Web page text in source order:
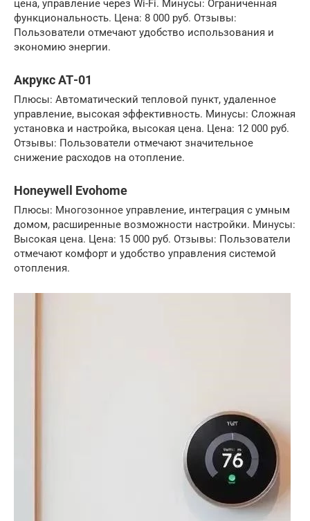
цена, управление через Wi-Fi. Минусы: Ограниченная
функциональность. Цена: 8 000 руб. Отзывы:
Пользователи отмечают удобство использования и
экономию энергии.
Акрукс АТ-01
Плюсы: Автоматический тепловой пункт, удаленное
управление, высокая эффективность. Минусы: Сложная
установка и настройка, высокая цена. Цена: 12 000 руб.
Отзывы: Пользователи отмечают значительное
снижение расходов на отопление.
Honeywell Evohome
Плюсы: Многозонное управление, интеграция с умным
домом, расширенные возможности настройки. Минусы:
Высокая цена. Цена: 15 000 руб. Отзывы: Пользователи
отмечают комфорт и удобство управления системой
отопления.